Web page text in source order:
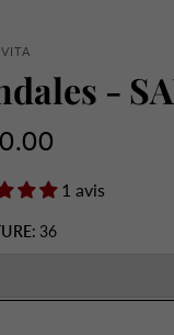
-
1 avis
36